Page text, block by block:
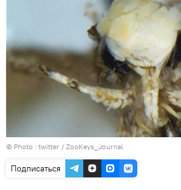
© Photo : twitter / ZooKeys_Journal
Подписаться